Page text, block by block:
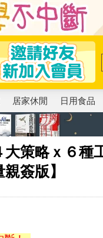
居家休閒 日用食品
策略ｘ６種
簽版】